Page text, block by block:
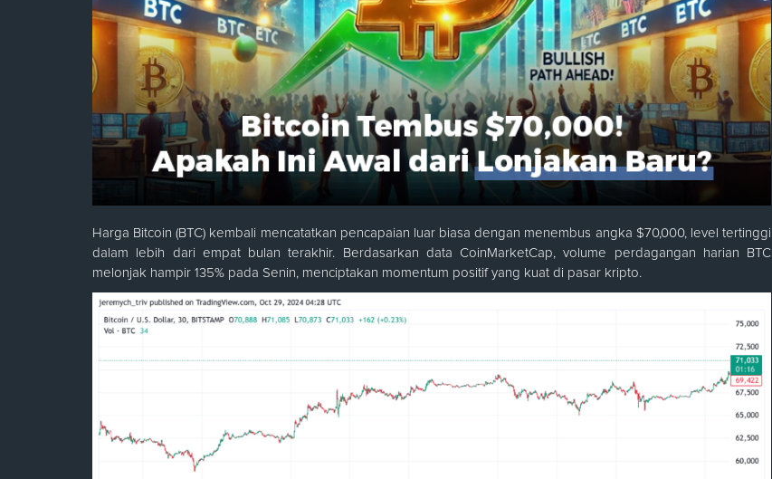
Harga Bitcoin (BTC) kembali mencatatkan pencapaian luar biasa dengan menembus angka $70,000, level tertinggi
dalam lebih dari empat bulan terakhir. Berdasarkan data CoinMarketCap, volume perdagangan harian BTC
melonjak hampir 135% pada Senin, menciptakan momentum positif yang kuat di pasar kripto.